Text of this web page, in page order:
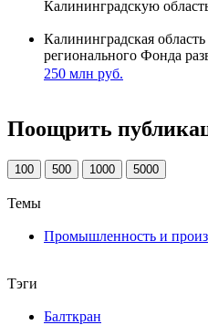
Калининградскую
Калининградская
регионального Фонда
250 млн руб.
Поощрить
100 500 1000 5000
Темы
Промышленность и
Тэги
Балткран